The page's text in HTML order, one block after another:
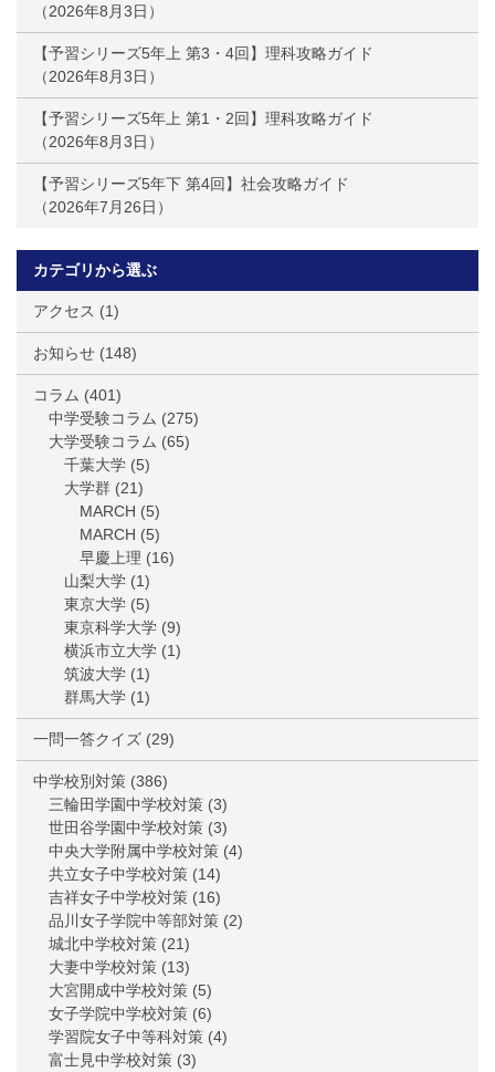
2026年8月3日
【予習シリーズ5年上 第3・4回】理科攻略ガイド
2026年8月3日
【予習シリーズ5年上 第1・2回】理科攻略ガイド
2026年8月3日
【予習シリーズ5年下 第4回】社会攻略ガイド
2026年7月26日
カテゴリから選ぶ
アクセス (1)
お知らせ (148)
コラム (401)
中学受験コラム (275)
大学受験コラム (65)
千葉大学 (5)
大学群 (21)
MARCH (5)
MARCH (5)
早慶上理 (16)
山梨大学 (1)
東京大学 (5)
東京科学大学 (9)
横浜市立大学 (1)
筑波大学 (1)
群馬大学 (1)
一問一答クイズ (29)
中学校別対策 (386)
三輪田学園中学校対策 (3)
世田谷学園中学校対策 (3)
中央大学附属中学校対策 (4)
共立女子中学校対策 (14)
吉祥女子中学校対策 (16)
品川女子学院中等部対策 (2)
城北中学校対策 (21)
大妻中学校対策 (13)
大宮開成中学校対策 (5)
女子学院中学校対策 (6)
学習院女子中等科対策 (4)
富士見中学校対策 (3)